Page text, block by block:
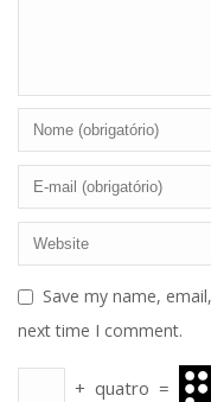
Save my name,
next time I comment.
+ quatro =